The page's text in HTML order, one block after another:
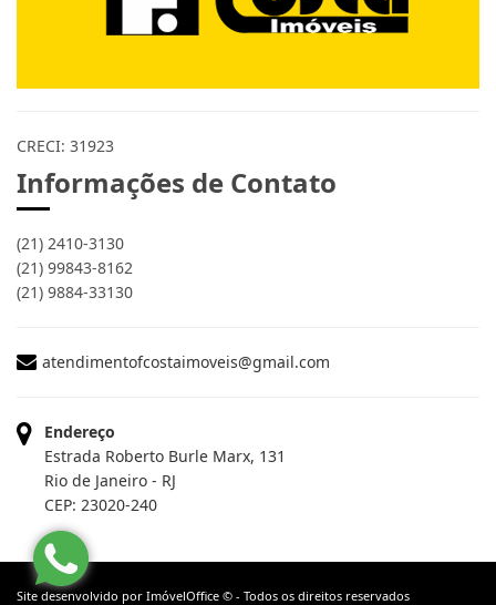
CRECI: 31923
Informações de Contato
(21) 2410-3130
(21) 99843-8162
(21) 9884-33130
atendimentofcostaimoveis@gmail.com
Endereço
Estrada Roberto Burle Marx, 131
Rio de Janeiro - RJ
CEP: 23020-240
Site desenvolvido por ImóvelOffice © - Todos os direitos reservados